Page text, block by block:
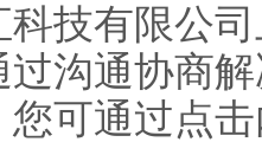
技有限公
沟通协商
可通过点